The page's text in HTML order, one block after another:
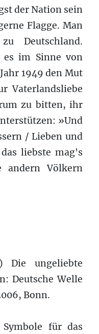
der Nation sein
Flagge. Man
Deutschland.
es im Sinne von
1949 den Mut
Vaterlandsliebe
zu bitten, ihr
»Und
/ Lieben und
liebste mag's
Völkern
Die ungeliebte
Deutsche Welle
Bonn.
für das